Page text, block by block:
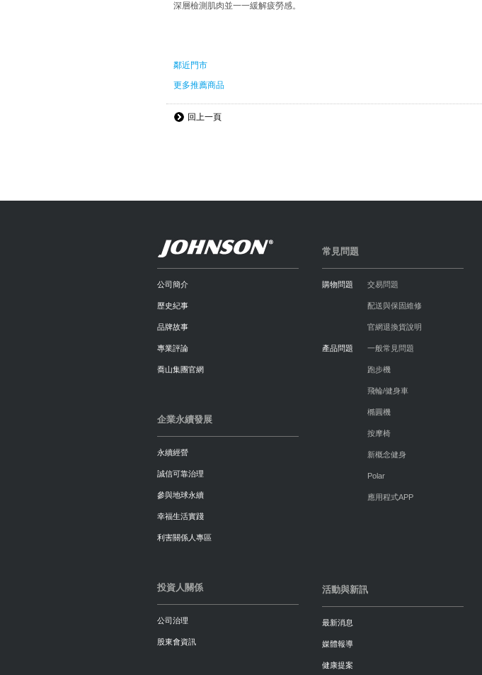
深層檢測肌肉並一一緩解疲勞感。
鄰近門市
更多推薦商品
回上一頁
公司簡介
歷史紀事
品牌故事
專業評論
喬山集團官網
企業永續發展
永續經營
誠信可靠治理
參與地球永續
幸福生活實踐
利害關係人專區
投資人關係
公司治理
股東會資訊
常見問題
購物問題 交易問題
配送與保固維修
官網退換貨說明
產品問題 一般常見問題
跑步機
飛輪/健身車
橢圓機
按摩椅
新概念健身
Polar
應用程式APP
活動與新訊
最新消息
媒體報導
健康提案